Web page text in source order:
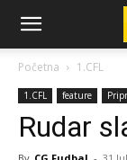
CG-
Fudbal
Početna 1.CFL
1.CFL feature
Rudar